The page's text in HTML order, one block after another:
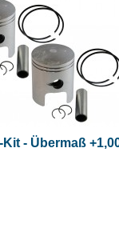
- Übermaß